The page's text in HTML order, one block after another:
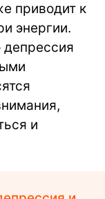
приводит к
энергии.
депрессия
и